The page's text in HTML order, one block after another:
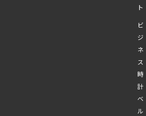
ト
ビ
ジ
ネ
ス
時
計
ベ
ル